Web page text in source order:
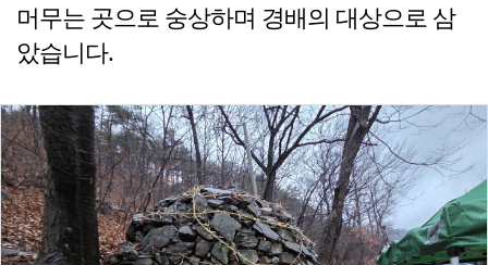
머무는 곳으로 숭상하며 경배의 대상으로 삼
았습니다.